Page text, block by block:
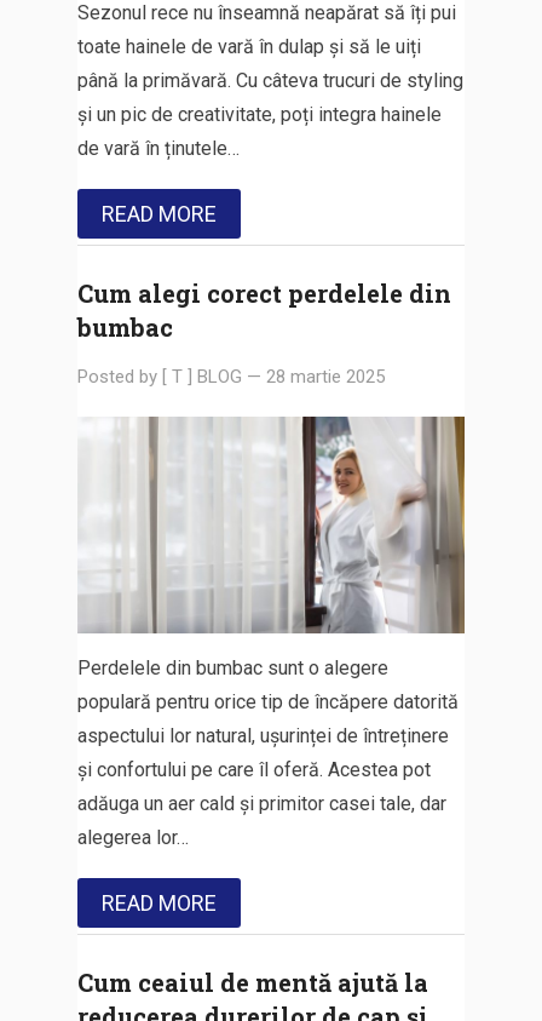
Sezonul rece nu înseamnă neapărat să îți pui
toate hainele de vară în dulap și să le uiți
până la primăvară. Cu câteva trucuri de styling
și un pic de creativitate, poți integra hainele
de vară în ținutele…
READ MORE
Cum alegi corect perdelele din
bumbac
Posted by [ T ] BLOG — 28 martie 2025
Perdelele din bumbac sunt o alegere
populară pentru orice tip de încăpere datorită
aspectului lor natural, ușurinței de întreținere
și confortului pe care îl oferă. Acestea pot
adăuga un aer cald și primitor casei tale, dar
alegerea lor…
READ MORE
Cum ceaiul de mentă ajută la